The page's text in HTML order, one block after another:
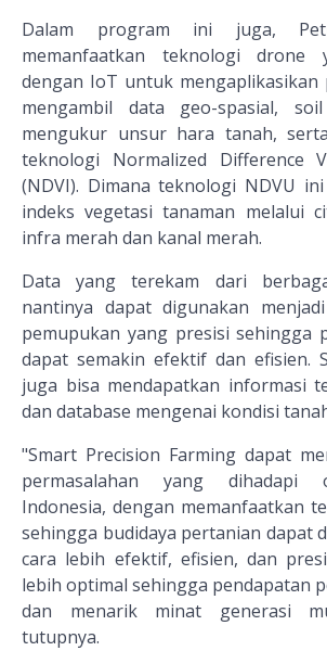
Dalam program ini juga,
memanfaatkan teknologi drone
dengan IoT untuk mengaplikasikan
mengambil data geo-spasial,
mengukur unsur hara tanah,
teknologi Normalized Difference
(NDVI). Dimana teknologi NDVU
indeks vegetasi tanaman melalui
infra merah dan kanal merah.
Data yang terekam dari
nantinya dapat digunakan
pemupukan yang presisi sehingga
dapat semakin efektif dan efisien.
juga bisa mendapatkan informasi
dan database mengenai kondisi
"Smart Precision Farming dapat
permasalahan yang dihadapi
Indonesia, dengan memanfaatkan
sehingga budidaya pertanian dapat
cara lebih efektif, efisien, dan
lebih optimal sehingga pendapatan
dan menarik minat generasi
tutupnya.